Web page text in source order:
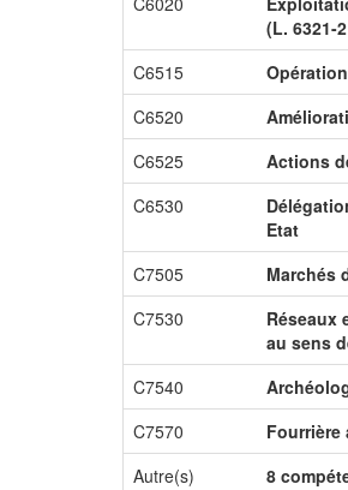
(L. 6321-
C6515
C6520
C6525 Actions
C6530
Etat
C7505 Marchés
C7530
Réseaux
au sens
C7540
C7570 Fourrière
Autre(s)
8